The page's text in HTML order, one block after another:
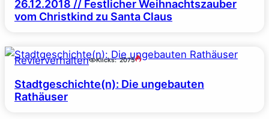
26.12.2018 // Festlicher Weihnachtszauber
vom Christkind zu Santa Claus
Revierverhalten Klicks: 2075
Stadtgeschichte(n): Die ungebauten
Rathäuser